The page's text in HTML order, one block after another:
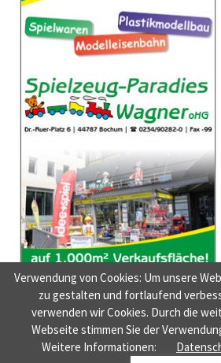
NAVIGATION
HOME AUSGABEN NEUIGKEITEN NEUE
Verwendung von Cookies: Um unsere
zu gestalten und fortlaufend
verwenden wir Cookies. Durch die
Webseite stimmen Sie der
Weitere Informationen: